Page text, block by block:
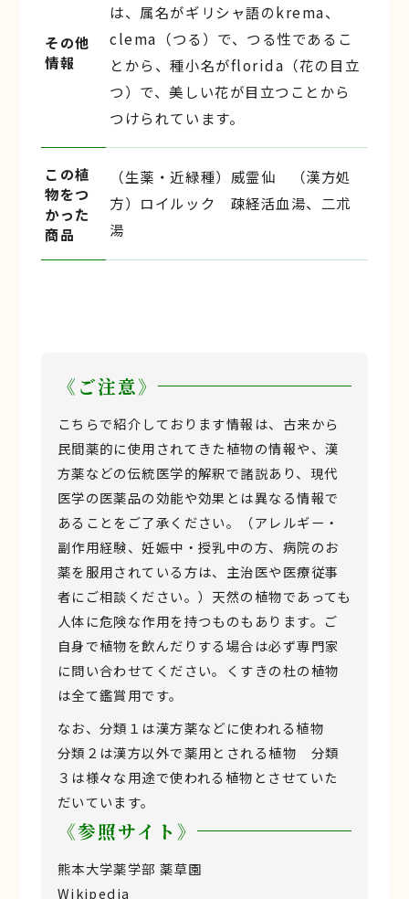
その他
情報
は、属名がギリシャ語のkrema、
clema（つる）で、つる性であるこ
とから、種小名がflorida（花の目立
つ）で、美しい花が目立つことから
つけられています。
この植
物をつ
かった
商品
（生薬・近緑種）威霊仙 （漢方処
方）ロイルック 疎経活血湯、二朮
湯
《ご注意》
こちらで紹介しております情報は、古来から
民間薬的に使用されてきた植物の情報や、漢
方薬などの伝統医学的解釈で諸説あり、現代
医学の医薬品の効能や効果とは異なる情報で
あることをご了承ください。（アレルギー・
副作用経験、妊娠中・授乳中の方、病院のお
薬を服用されている方は、主治医や医療従事
者にご相談ください。）天然の植物であっても
人体に危険な作用を持つものもあります。ご
自身で植物を飲んだりする場合は必ず専門家
に問い合わせてください。くすきの杜の植物
は全て鑑賞用です。
なお、分類１は漢方薬などに使われる植物
分類２は漢方以外で薬用とされる植物 分類
３は様々な用途で使われる植物とさせていた
だいています。
《参照サイト》
熊本大学薬学部 薬草園
Wikipedia